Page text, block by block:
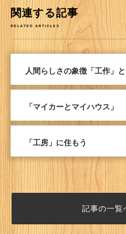
関連する記事
RELATED ARTICLES
人間らしさの象徴「工作」
「マイカーとマイハウス」
「工房」に住もう
記事の一覧